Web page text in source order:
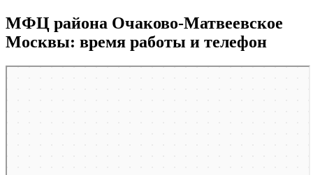
МФЦ района Очаково-Матвеевское
Москвы: время работы и телефон